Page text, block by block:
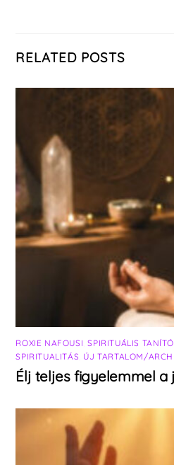
RELATED POSTS
ROXIE NAFOUSI ,SPIRITUÁLIS
SPIRITUALITÁS ÚJ TARTALOM/
Élj teljes figyelemmel a